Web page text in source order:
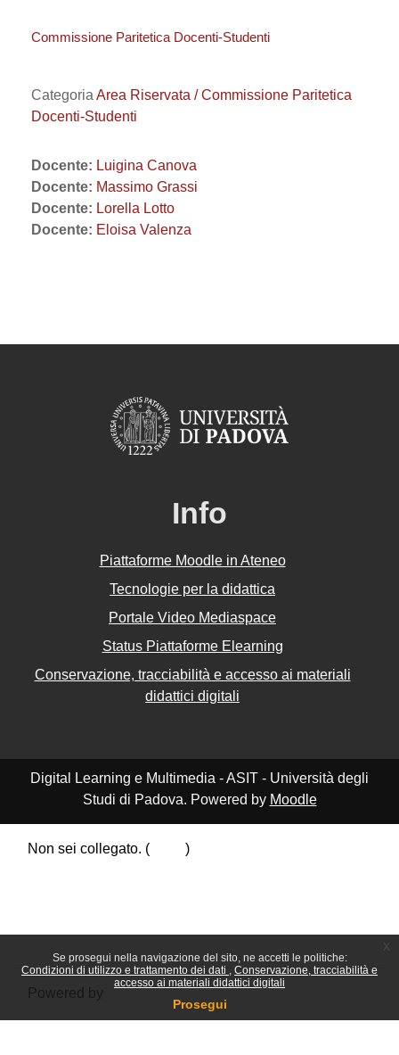
Se prosegui nella navigazione del sito, ne accetti le politiche:
Condizioni di utilizzo e trattamento dei dati
Conservazione, tracciabilità e
accesso ai materiali didattici digitali
Prosegui
Commissione Paritetica Docenti-Studenti
Categoria Area Riservata / Commissione Paritetica
Docenti-Studenti
Docente: Luigina Canova
Docente: Massimo Grassi
Docente: Lorella Lotto
Docente: Eloisa Valenza
Info
Piattaforme Moodle in Ateneo
Tecnologie per la didattica
Portale Video Mediaspace
Status Piattaforme Elearning
Conservazione, tracciabilità e accesso ai materiali
didattici digitali
Digital Learning e Multimedia - ASIT - Università degli
Studi di Padova. Powered by Moodle
Non sei collegato. (
)
Powered by Moodle